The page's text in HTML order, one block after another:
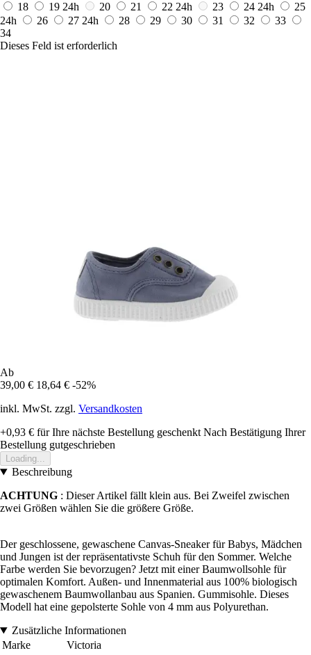
18
19 24h 20 21 22 24h 23 24 24h
25
24h
26 27 24h 28 29 30 31 32
33
34
Dieses Feld ist erforderlich
Ab
39,00 € 18,64 € -52%
inkl. MwSt. zzgl. Versandkosten
+0,93 € für Ihre nächste Bestellung geschenkt Nach Bestätigung Ihrer
Bestellung gutgeschrieben
Loading...
Beschreibung
ACHTUNG : Dieser Artikel fällt klein aus. Bei Zweifel zwischen
zwei Größen wählen Sie die größere Größe.
Der geschlossene, gewaschene Canvas-Sneaker für Babys, Mädchen
und Jungen ist der repräsentativste Schuh für den Sommer. Welche
Farbe werden Sie bevorzugen? Jetzt mit einer Baumwollsohle für
optimalen Komfort. Außen- und Innenmaterial aus 100% biologisch
gewaschenem Baumwollanbau aus Spanien. Gummisohle. Dieses
Modell hat eine gepolsterte Sohle von 4 mm aus Polyurethan.
Zusätzliche Informationen
Marke
Victoria